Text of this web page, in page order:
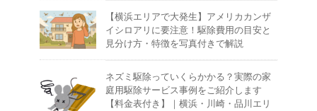
【横浜エリアで大発生】アメリカカンザ
イシロアリに要注意！駆除費用の目安と
見分け方・特徴を写真付きで解説
ネズミ駆除っていくらかかる？実際の家
庭用駆除サービス事例をご紹介します
【料金表付き】｜横浜・川崎・品川エリ